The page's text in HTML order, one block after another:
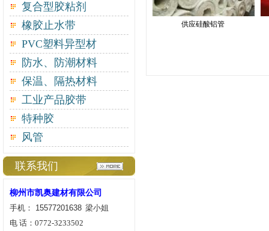
复合型胶粘剂
橡胶止水带
PVC塑料异型材
防水、防潮材料
保温、隔热材料
工业产品胶带
特种胶
风管
联系我们
柳州市凯奥建材有限公司
手机： 15577201638 梁小姐
电 话： 0772-3233502
供应硅酸铝管